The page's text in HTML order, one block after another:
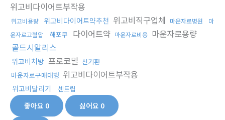
위고비다이어트부작용
위고비용량 위고비다이어트약추천 위고비직구업체 마운자로병원
마
운자로고혈압
해포쿠 다이어트약 마운자로비용 마운자로용량
골드시알리스
위고비처방 프로코밀 신기환
마운자로구매대행 위고비다이어트부작용
위고비달리기 센트립
좋아요 0 싫어요 0